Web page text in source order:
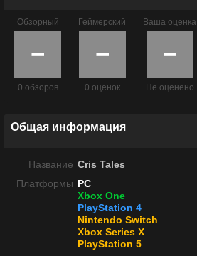
Обзорный
−
0 обзоров
Геймерский
−
0 оценок
Ваша оценка
−
Не оценено
Общая информация
Название Cris Tales
Платформы PC
Xbox One
PlayStation 4
Nintendo Switch
Xbox Series X
PlayStation 5